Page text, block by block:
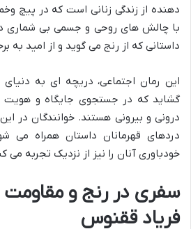
دهنده از زندگی زنانی است که در پیچ
با چالش های روحی و جسمی بی شماری
داستانی که از رنج می گوید و از امید به
این رمان اجتماعی، دریچه ای به دنیای
گشاید که در جستجوی جایگاه و هویت
درونی و بیرونی هستند. خوانندگان در
دردهای قهرمانان داستان همراه می
خودباوری آنان را نیز از نزدیک تجربه می
سفری در رنج و مقاومت
فریاد ققنوس